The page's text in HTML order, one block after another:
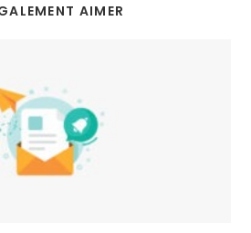
AIMER